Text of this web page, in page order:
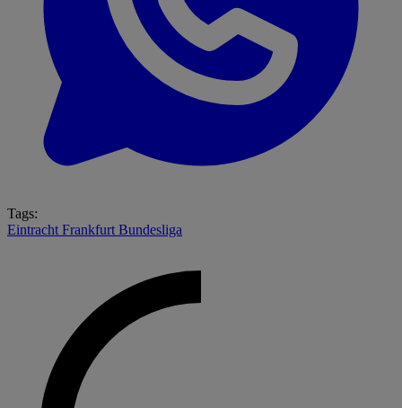
Tags:
Eintracht Frankfurt Bundesliga